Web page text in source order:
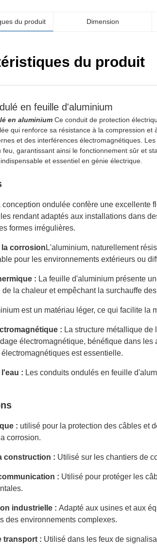
du produit Dimension
du produit
en feuille d'aluminium
en aluminium Ce conduit de protection
qui renforce sa résistance à la compression
et des interférences électromagnétiques.
feu, garantissant ainsi le fonctionnement sûr et
et essentiel en génie électrique.
conception ondulée confère une excellente
rendant adaptés aux installations dans
formes irrégulières.
la corrosion L'aluminium, naturellement
pour les environnements extérieurs ou
: La feuille d'aluminium présente
de la chaleur et empêchant la surchauffe
est un matériau léger, ce qui facilite la
: La structure métallique
électromagnétique, bénéfique dans
est essentielle.
: Les conduits ondulés en feuille
: utilisé pour la protection des câbles et
corrosion.
construction : Utilisé sur les chantiers de
: Utilisé pour protéger les
industrielle : Adapté aux usines et aux
des environnements complexes.
transport : Utilisé dans les feux de